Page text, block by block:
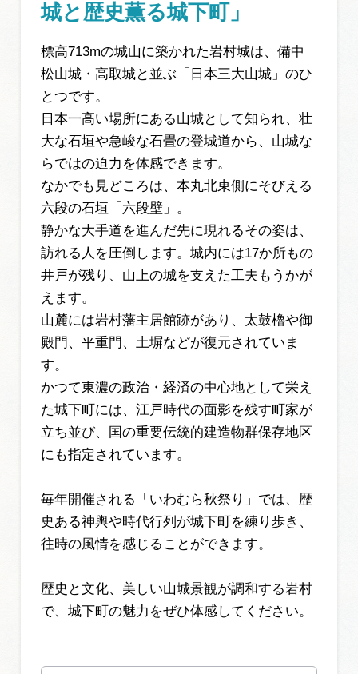
城と歴史薫る城下町」
標高713mの城山に築かれた岩村城は、備中
松山城・高取城と並ぶ「日本三大山城」のひ
とつです。
日本一高い場所にある山城として知られ、壮
大な石垣や急峻な石畳の登城道から、山城な
らではの迫力を体感できます。
なかでも見どころは、本丸北東側にそびえる
六段の石垣「六段壁」。
静かな大手道を進んだ先に現れるその姿は、
訪れる人を圧倒します。城内には17か所もの
井戸が残り、山上の城を支えた工夫もうかが
えます。
山麓には岩村藩主居館跡があり、太鼓櫓や御
殿門、平重門、土塀などが復元されていま
す。
かつて東濃の政治・経済の中心地として栄え
た城下町には、江戸時代の面影を残す町家が
立ち並び、国の重要伝統的建造物群保存地区
にも指定されています。
毎年開催される「いわむら秋祭り」では、歴
史ある神輿や時代行列が城下町を練り歩き、
往時の風情を感じることができます。
歴史と文化、美しい山城景観が調和する岩村
で、城下町の魅力をぜひ体感してください。